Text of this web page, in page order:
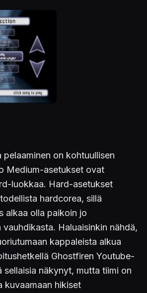
pelaaminen on kohtuullisen
Medium-asetukset ovat
luokkaa. Hard-asetukset
hardcorea, sillä
alkaa olla paikoin jo
Haluaisinkin nähdä,
kappaleista alkua
Ghostfiren Youtube-
sellaisia näkynyt, mutta tiimi on
kuvaamaan hikiset